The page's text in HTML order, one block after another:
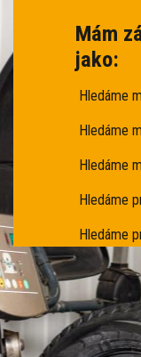
Mám
jako:
Hledáme
Hledáme
Hledáme
Hledáme
Hledáme